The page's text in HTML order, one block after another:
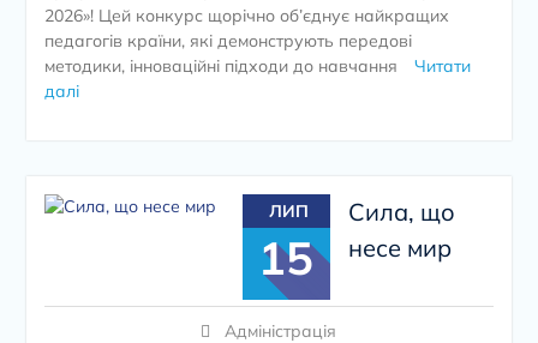
2026»! Цей конкурс щорічно об’єднує найкращих
педагогів країни, які демонструють передові
методики, інноваційні підходи до навчання
Читати
далі
ЛИП
15
Сила, що
несе мир
Адміністрація